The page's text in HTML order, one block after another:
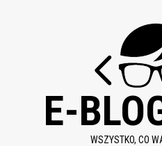
E-
WSZYSTKO, CO